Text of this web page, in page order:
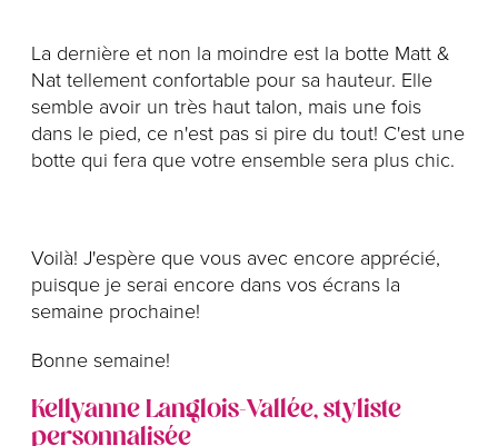
La dernière et non la moindre est la botte Matt &
Nat tellement confortable pour sa hauteur. Elle
semble avoir un très haut talon, mais une fois
dans le pied, ce n'est pas si pire du tout! C'est une
botte qui fera que votre ensemble sera plus chic.
Voilà! J'espère que vous avec encore apprécié,
puisque je serai encore dans vos écrans la
semaine prochaine!
Bonne semaine!
Kellyanne Langlois-Vallée, styliste
personnalisée